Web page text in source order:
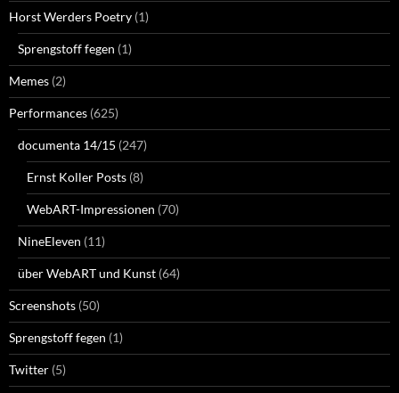
Horst Werders Poetry (1)
Sprengstoff fegen (1)
Memes (2)
Performances (625)
documenta 14/15 (247)
Ernst Koller Posts (8)
WebART-Impressionen (70)
NineEleven (11)
über WebART und Kunst (64)
Screenshots (50)
Sprengstoff fegen (1)
Twitter (5)